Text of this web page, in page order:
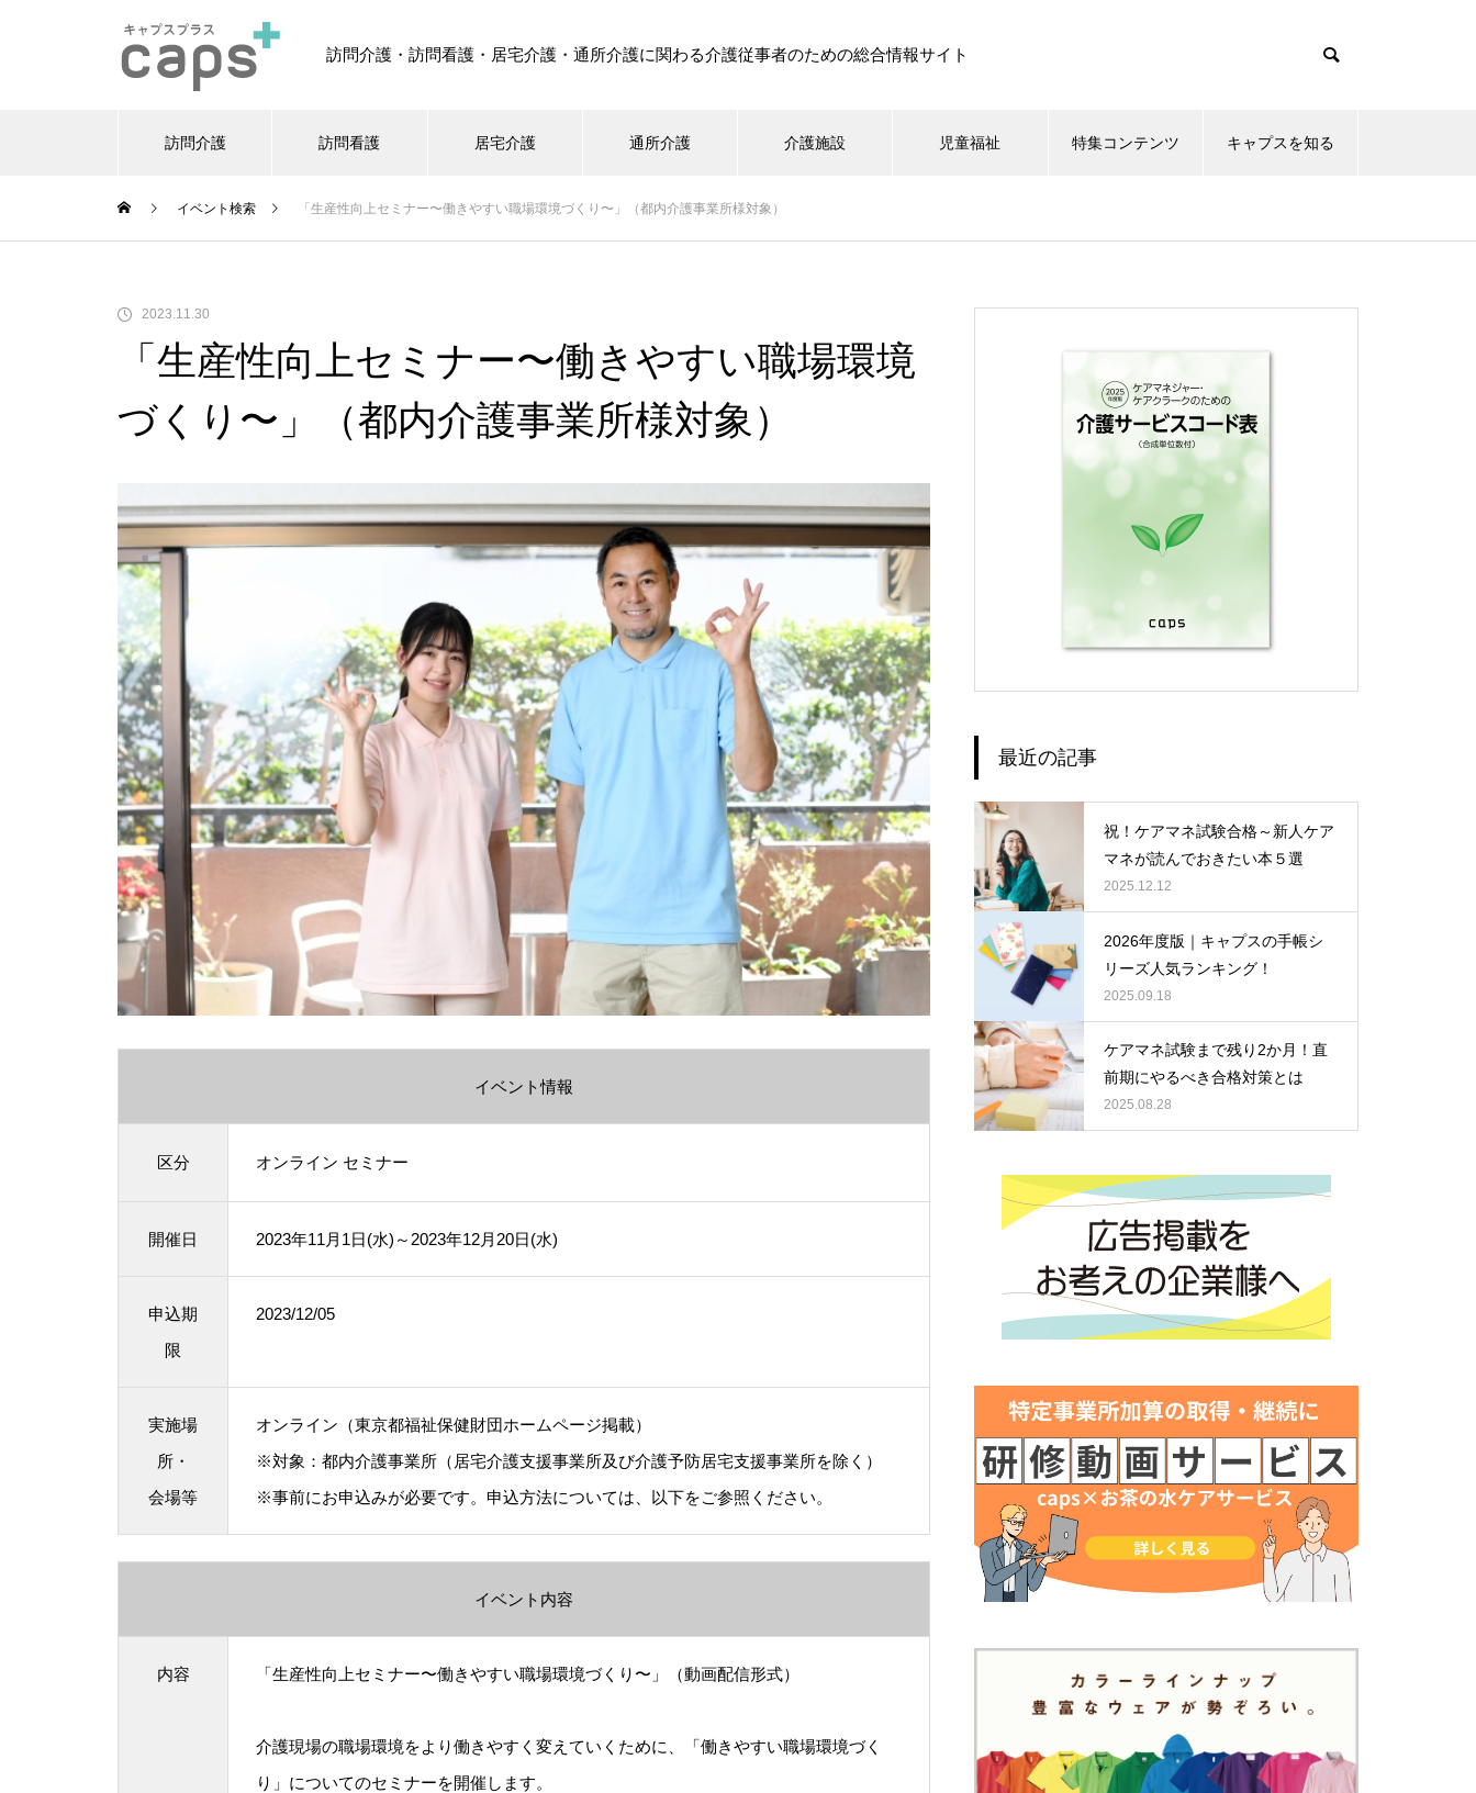
訪問介護・訪問看護・居宅介護・通所介護に関わる介護従事者のための総合情報サイト
訪問介護 訪問看護 居宅介護 通所介護 介護施設 児童福祉 特集コンテンツ キャプスを知る
イベント検索 「生産性向上セミナー〜働きやすい職場環境づくり〜」（都内介護事業所様対象）
2023.11.30
「生産性向上セミナー〜働きやすい職場環境
づくり〜」（都内介護事業所様対象）
イベント情報
区分 オンライン セミナー
開催日 2023年11月1日(水)～2023年12月20日(水)
申込期
限
2023/12/05
実施場
所・
会場等
オンライン（東京都福祉保健財団ホームページ掲載）
※対象：都内介護事業所（居宅介護支援事業所及び介護予防居宅支援事業所を除く）
※事前にお申込みが必要です。申込方法については、以下をご参照ください。
イベント内容
内容 「生産性向上セミナー〜働きやすい職場環境づくり〜」（動画配信形式）
介護現場の職場環境をより働きやすく変えていくために、「働きやすい職場環境づく
り」についてのセミナーを開催します。
最近の記事
祝！ケアマネ試験合格～新人ケア
マネが読んでおきたい本５選
2025.12.12
2026年度版｜キャプスの手帳シ
リーズ人気ランキング！
2025.09.18
ケアマネ試験まで残り2か月！直
前期にやるべき合格対策とは
2025.08.28